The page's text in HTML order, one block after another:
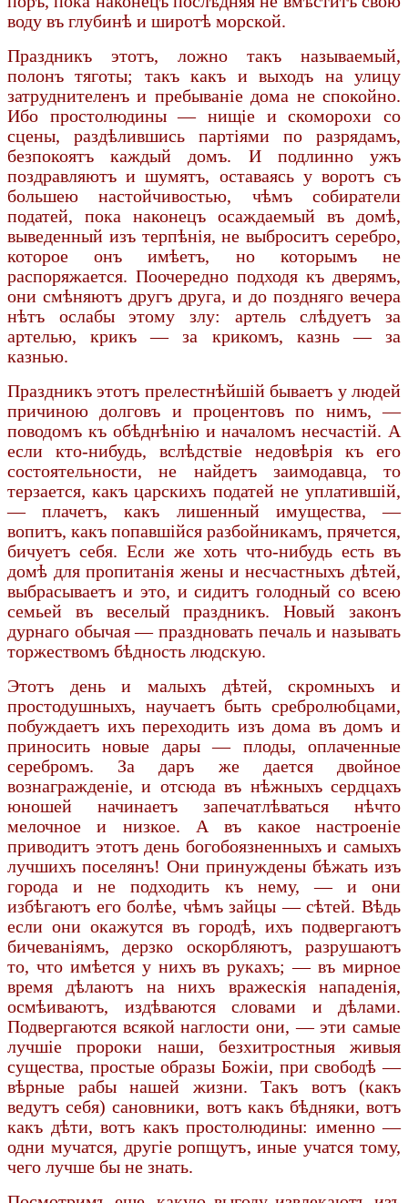
воду въ глубинѣ и широтѣ морской.
Праздникъ этотъ, ложно такъ называемый,
полонъ тяготы; такъ какъ и выходъ на улицу
затруднителенъ и пребываніе дома не спокойно.
Ибо простолюдины — нищіе и скоморохи со
сцены, раздѣлившись партіями по разрядамъ,
безпокоятъ каждый домъ. И подлинно ужъ
поздравляютъ и шумятъ, оставаясь у воротъ съ
большею настойчивостью, чѣмъ собиратели
податей, пока наконецъ осаждаемый въ домѣ,
выведенный изъ терпѣнія, не выброситъ серебро,
которое онъ имѣетъ, но которымъ не
распоряжается. Поочередно подходя къ дверямъ,
они смѣняютъ другъ друга, и до поздняго вечера
нѣтъ ослабы этому злу: артель слѣдуетъ за
артелью, крикъ — за крикомъ, казнь — за
казнью.
Праздникъ этотъ прелестнѣйшій бываетъ у людей
причиною долговъ и процентовъ по нимъ, —
поводомъ къ обѣднѣнію и началомъ несчастій. А
если кто-нибудь, вслѣдствіе недовѣрія къ его
состоятельности, не найдетъ заимодавца, то
терзается, какъ царскихъ податей не уплатившій,
— плачетъ, какъ лишенный имущества, —
вопитъ, какъ попавшійся разбойникамъ, прячется,
бичуетъ себя. Если же хоть что-нибудь есть въ
домѣ для пропитанія жены и несчастныхъ дѣтей,
выбрасываетъ и это, и сидитъ голодный со всею
семьей въ веселый праздникъ. Новый законъ
дурнаго обычая — праздновать печаль и называть
торжествомъ бѣдность людскую.
Этотъ день и малыхъ дѣтей, скромныхъ и
простодушныхъ, научаетъ быть сребролюбцами,
побуждаетъ ихъ переходить изъ дома въ домъ и
приносить новые дары — плоды, оплаченные
серебромъ. За даръ же дается двойное
вознагражденіе, и отсюда въ нѣжныхъ сердцахъ
юношей начинаетъ запечатлѣваться нѣчто
мелочное и низкое. А въ какое настроеніе
приводитъ этотъ день богобоязненныхъ и самыхъ
лучшихъ поселянъ! Они принуждены бѣжать изъ
города и не подходить къ нему, — и они
избѣгаютъ его болѣе, чѣмъ зайцы — сѣтей. Вѣдь
если они окажутся въ городѣ, ихъ подвергаютъ
бичеваніямъ, дерзко оскорбляютъ, разрушаютъ
то, что имѣется у нихъ въ рукахъ; — въ мирное
время дѣлаютъ на нихъ вражескія нападенія,
осмѣиваютъ, издѣваются словами и дѣлами.
Подвергаются всякой наглости они, — эти самые
лучшіе пророки наши, безхитростныя живыя
существа, простые образы Божіи, при свободѣ —
вѣрные рабы нашей жизни. Такъ вотъ (какъ
ведутъ себя) сановники, вотъ какъ бѣдняки, вотъ
какъ дѣти, вотъ какъ простолюдины: именно —
одни мучатся, другіе ропщутъ, иные учатся тому,
чего лучше бы не знать.